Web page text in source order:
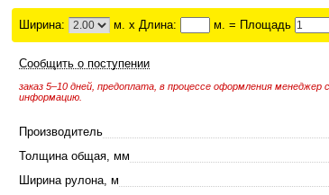
Ширина: м. x Длина: м. = Площадь
Сообщить о поступении
заказ 5–10 дней, предоплата, в процессе оформления
информацию.
Производитель
Толщина общая, мм
Ширина рулона, м